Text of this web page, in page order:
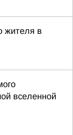
жителя в
вселенной